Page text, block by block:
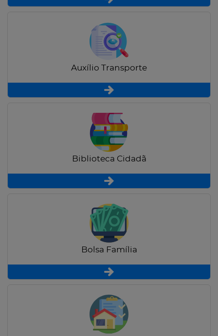
Auxílio Transporte
Biblioteca Cidadã
Bolsa Família